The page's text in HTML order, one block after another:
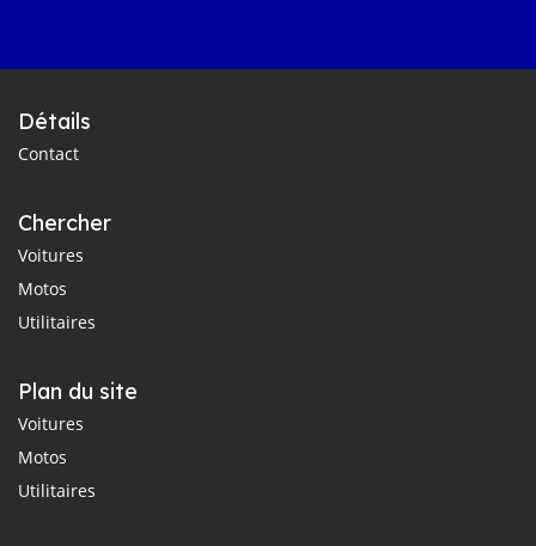
Détails
Contact
Chercher
Voitures
Motos
Utilitaires
Plan du site
Voitures
Motos
Utilitaires